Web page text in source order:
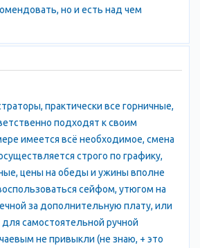
Украины Я. Басова; музей-комната и
дважды Героя Советского Союза
названа маленькая планета №
на Южном берегу Крыма, в 15 км, к
великолепным дворцом кн. Воронцова,
месте в готическо-
крымского гранита и зеленого камня
архитекторa Блора). И окруженным
В виноградниках его
виноградных лоз лучших иностранных
садъ с гротами,
кратером потухшаго вулкана и
но и есть над чем
практически все горничные,
подходят к своим
имеется всё необходимое, смена
строго по графику,
цены на обеды и ужины вполне
сейфом, утюгом на
за дополнительную плату, или
самостоятельной ручной
не привыкли (не знаю, + это